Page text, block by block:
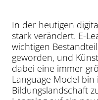
In der heutigen
stark verändert. E-
wichtigen
geworden, und
dabei eine immer
Language Model
Bildungslandschaft